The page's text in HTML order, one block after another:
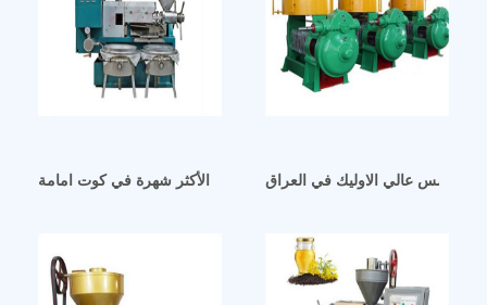
زيت الفول السوداني الأكثر شهرة في كوت امامةالشمس عالي الاوليك في العراق